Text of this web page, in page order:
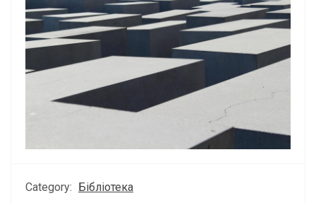
Category: Бібліотека